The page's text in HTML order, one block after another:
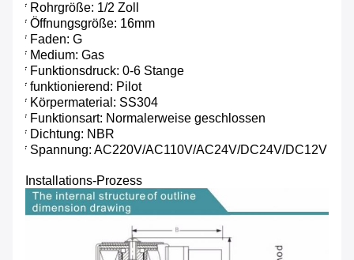
* Rohrgröße: 1/2 Zoll
* Öffnungsgröße: 16mm
* Faden: G
* Medium: Gas
* Funktionsdruck: 0-6 Stange
* funktionierend: Pilot
* Körpermaterial: SS304
* Funktionsart: Normalerweise geschlossen
* Dichtung: NBR
* Spannung: AC220V/AC110V/AC24V/DC24V/DC12V
Installations-Prozess